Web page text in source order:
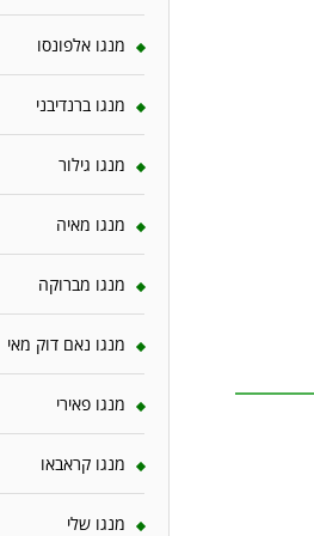
מנגו אלפונסו
מנגו ברנדיבני
מנגו גילור
מנגו מאיה
מנגו מברוקה
מנגו נאם דוק מאי
מנגו פאירי
מנגו קראבאו
מנגו שלי